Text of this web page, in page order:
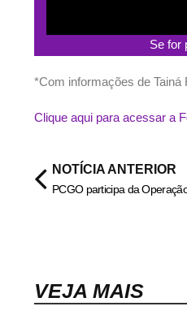
Se for
*Com informações de Tainá
Clique aqui para acessar a
NOTÍCIA ANTERIOR
VEJA MAIS